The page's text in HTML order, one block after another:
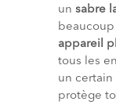
un sabre
beaucoup
appareil
tous les
un certain
protège